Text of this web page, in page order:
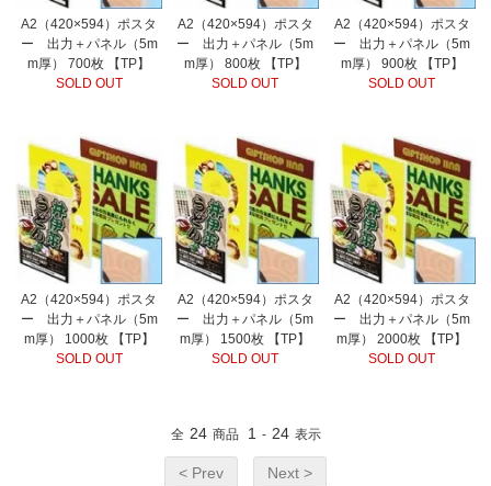
A2（420×594）ポスタ
ー 出力＋パネル（5m
m厚） 700枚 【TP】
SOLD OUT
A2（420×594）ポスタ
ー 出力＋パネル（5m
m厚） 800枚 【TP】
SOLD OUT
A2（420×594）ポスタ
ー 出力＋パネル（5m
m厚） 900枚 【TP】
SOLD OUT
A2（420×594）ポスタ
ー 出力＋パネル（5m
m厚） 1000枚 【TP】
SOLD OUT
A2（420×594）ポスタ
ー 出力＋パネル（5m
m厚） 1500枚 【TP】
SOLD OUT
A2（420×594）ポスタ
ー 出力＋パネル（5m
m厚） 2000枚 【TP】
SOLD OUT
全 24 商品 1 - 24 表示
< Prev Next >